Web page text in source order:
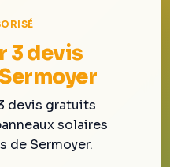
3 devis
devis gratuits
solaires
de Sermoyer.